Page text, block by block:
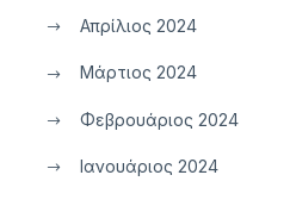
Απρίλιος 2024
Μάρτιος 2024
Φεβρουάριος 2024
Ιανουάριος 2024